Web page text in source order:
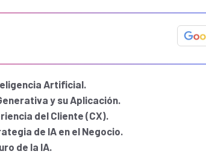
Artificial.
y su Aplicación.
del Cliente (CX).
de IA en el Negocio.
de la IA.